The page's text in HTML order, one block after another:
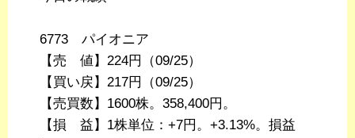
6773 パイオニア
【売 値】224円（09/25）
【買い戻】217円（09/25）
【売買数】1600株。358,400円。
【損 益】1株単位：+7円。+3.13%。損益